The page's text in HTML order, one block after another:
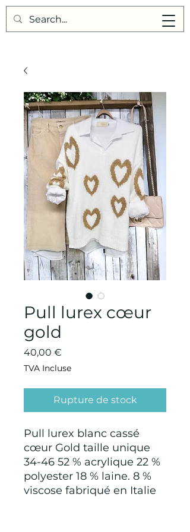
Points de Suture
Pull lurex cœur
gold
40,00 €
TVA Incluse
Rupture de stock
Pull lurex blanc cassé
cœur Gold taille unique
34-46 52 % acrylique 22 %
polyester 18 % laine. 8 %
viscose fabriqué en Italie